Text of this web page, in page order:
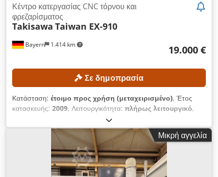
Bayern 1.414 km
Κέντρο κατεργασίας CNC τόρνου και
φρεζαρίσματος
Takisawa Taiwan EX-910
19.000 €
Σε δημοπρασία
Κατάσταση: έτοιμο προς χρήση (μεταχειρισμένο), Έτος
κατασκευής: 2009, Λειτουργικότητα: πλήρως λειτουργικό,
4.000 στρ./λ.
245 χιλ., διαδρομή άξονα Y:160 χιλ., διαδρομή άξονα Z:710
, μοντέλο ελεγκτή:FANUC Series 18i-TB, ΤΕΧΝΙΚΈΣ
ΛΕΠΤΟΜΈΡΕΙΕΣ Περιοχή επεξεργασίας Μέγιστο μήκος
τορνεύματος: 660 mm Μέγιστη διάμετρος τορνεύματος: 340
mm Cjdpjzqfu Ssfx Anqsha Άξονες Διαδρομή άξονα X: 245
Μικρή αγγελία